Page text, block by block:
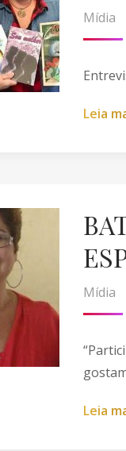
Mídia
Leia m
Mídia
Leia m